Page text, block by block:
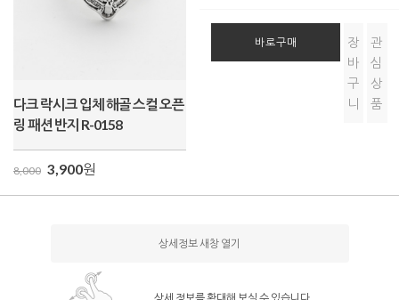
다크 락시크 입체 해골 스컬 오픈
링 패션 반지 R-0158
8,000 3,900원
바로구매
장
바
구
니
관
심
상
품
상세정보 새창 열기